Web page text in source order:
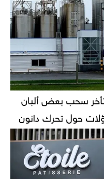
سحب بعض ألبان
حول تحرك دانون